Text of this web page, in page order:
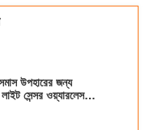
উপহারের জন্য
সেন্সর ওয়্যারলেস